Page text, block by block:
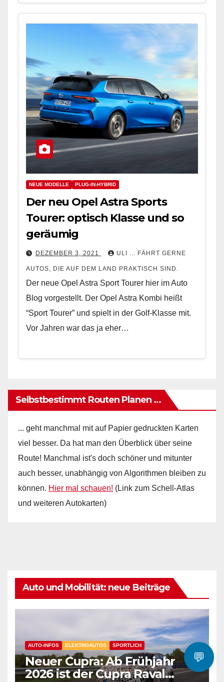
NEUE MODELLE PLUG-IN-HYBRID
Der neu Opel Astra Sports
Tourer: optisch Klasse und so
geräumig
DEZEMBER 3, 2021 ULI ... FÄHRT GERNE
AUTOS, DIE AUF DEM LAND PRAKTISCH SIND.
Der neue Opel Astra Sport Tourer hier im Auto
Blog vorgestellt. Der Opel Astra Kombi heißt
“Sport Tourer” und spielt in der Golf-Klasse mit.
Vor Jahren war das ja eher…
Selbstbestimmt Routen Planen …
... geht manchmal mit auf Papier gedruckten Karten
viel besser. Da hat man den Überblick über seine
Route! Manchmal ist's doch schöner und mitunter
auch besser, unabhängig von Algorithmen bleiben zu
können. Hier mal schauen! (Link zum Schell-Atlas
und weiteren Autokarten)
Auto und Mobilität: neue Beiträge
AUTO-INFOS ELEKTROAUTOS SPORTLICH
Neuer Cupra: Ab Frühjahr
2026 ist der Cupra Raval
💬